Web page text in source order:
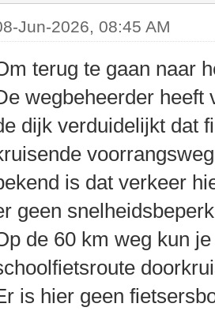
Jun-2026, 08:45 AM
terug te gaan naar
wegbeheerder
dijk verduidelijkt dat
is dat verkeer
geen
de 60 km weg kun
is hier geen